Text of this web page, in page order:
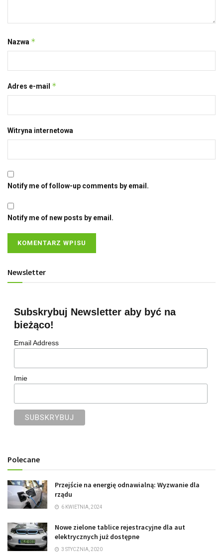
Nazwa *
Adres e-mail *
Witryna internetowa
Notify me of follow-up comments by email.
Notify me of new posts by email.
Newsletter
Subskrybuj Newsletter aby być na
bieżąco!
Email Address
Imie
Polecane
Przejście na energię odnawialną: Wyzwanie dla
rządu
6 KWIETNIA, 2024
Nowe zielone tablice rejestracyjne dla aut
elektrycznych już dostępne
3 STYCZNIA, 2020